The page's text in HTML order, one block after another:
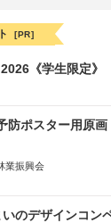
[PR]
《学生限定》
防ポスター用原画
業振興会
のデザインコン